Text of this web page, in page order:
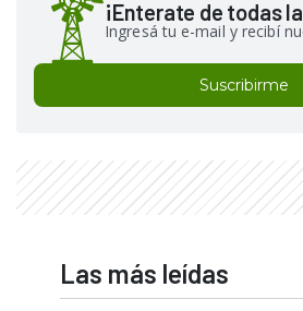
¡Enterate de todas
Ingresá tu e-mail y recibí
Suscribirme
Las más leídas